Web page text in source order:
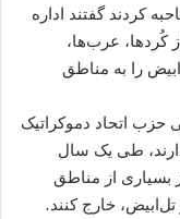
کردند گفتند اداره
کُردها، عرب‌ها،
را به مناطق
اتحاد دموکراتیک
طی یک سال
از مناطق
خارج کنند.